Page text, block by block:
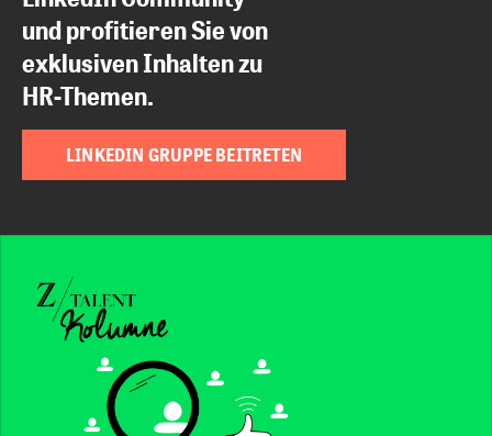
und profitieren Sie von
exklusiven Inhalten zu
HR-Themen.
LINKEDIN GRUPPE BEITRETEN